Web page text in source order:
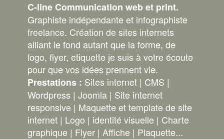
C-line Communication web et print.
Graphiste indépendante et infographiste
freelance. Création de sites internets
alliant le fond autant que la forme, de
logo, flyer, etiquette je suis à votre écoute
pour que vos idées prennent vie.
Prestations : Sites internet | CMS |
Wordpress | Joomla | Site internet
responsive | Maquette et template de site
internet | Logo | identité visuelle | Charte
graphique | Flyer | Affiche | Plaquette...